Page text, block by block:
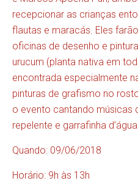
recepcionar as crianças
flautas e maracás. Eles
oficinas de desenho e
urucum (planta nativa em
encontrada especialmente
pinturas de grafismo no
o evento cantando músicas
repelente e garrafinha
Quando: 09/06/2018
Horário: 9h às 13h